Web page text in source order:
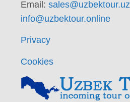
Email: sales@uzbektour.uz
info@uzbektour.online
Privacy
Cookies